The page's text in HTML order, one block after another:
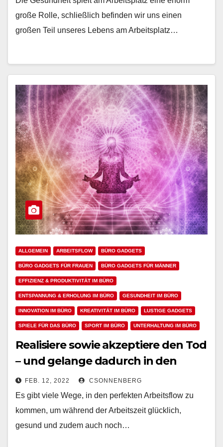
große Rolle, schließlich befinden wir uns einen
großen Teil unseres Lebens am Arbeitsplatz…
ALLGEMEIN ARBEITSFLOW BÜRO GADGETS
BÜRO GADGETS FÜR FRAUEN BÜRO GADGETS FÜR MÄNNER
EFFIZIENZ & PRODUKTIVITÄT IM BÜRO
ENTSPANNUNG & ERHOLUNG IM BÜRO GESUNDHEIT IM BÜRO
INNOVATION IM BÜRO KREATIVITÄT IM BÜRO LUSTIGE GADGETS
SPIELE FÜR DAS BÜRO SPORT IM BÜRO UNTERHALTUNG IM BÜRO
Realisiere sowie akzeptiere den Tod
– und gelange dadurch in den
perfekten Arbeitsflow
FEB. 12, 2022 CSONNENBERG
Es gibt viele Wege, in den perfekten Arbeitsflow zu
kommen, um während der Arbeitszeit glücklich,
gesund und zudem auch noch…